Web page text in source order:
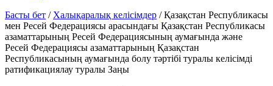
Басты бет / Халықаралық келісімдер /Қазақстан Республикасы
мен Ресей Федерациясы арасындағы Қазақстан Республикасы
азаматтарының Ресей Федерациясының аумағында және
Ресей Федерациясы азаматтарының Қазақстан
Республикасының аумағында болу тәртібі туралы келісімді
ратификациялау туралы Заңы